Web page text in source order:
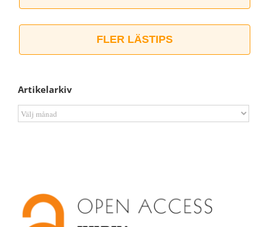
FLER LÄSTIPS
Artikelarkiv
Artikelarkiv